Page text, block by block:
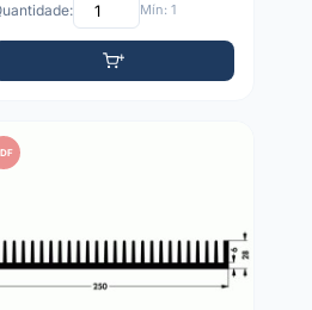
Mín: 1